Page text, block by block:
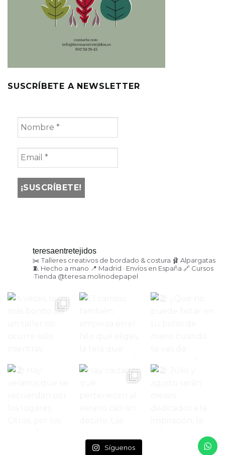
SUSCRÍBETE A NEWSLETTER
teresaentretejidos
✂️ Talleres creativos de bordado & costura 🩰 Alpargatas
🧵 Hecho a mano 📍 Madrid · Envíos en España 🔗 Cursos
·Tienda @teresa.molinodepapel
Síguenos